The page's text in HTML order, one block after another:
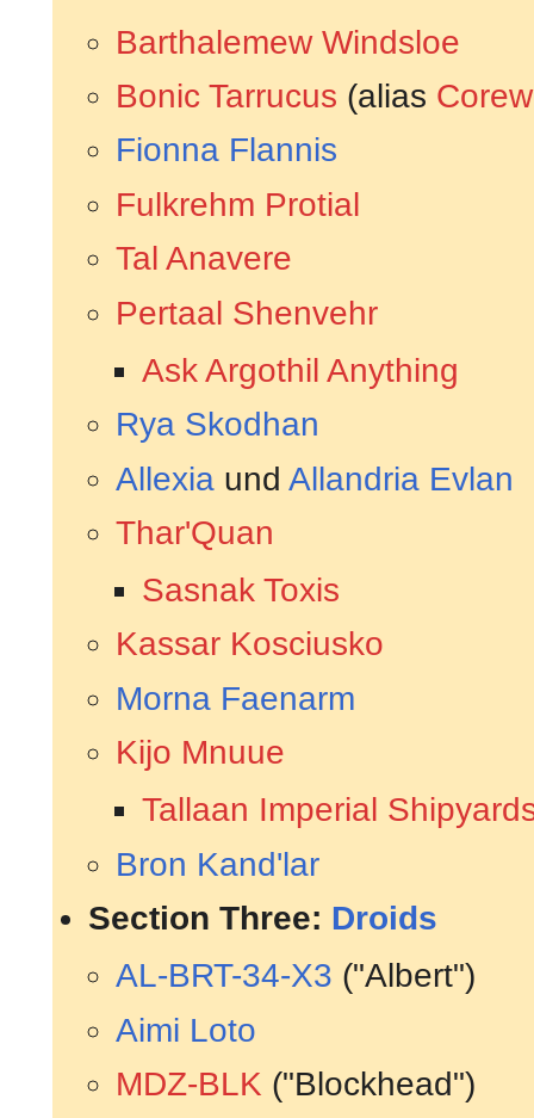
Barthalemew Windsloe
Bonic Tarrucus (alias
Fionna Flannis
Fulkrehm Protial
Tal Anavere
Pertaal Shenvehr
Ask Argothil Anything
Rya Skodhan
Allexiaund Allandria Evlan
Thar'Quan
Sasnak Toxis
Kassar Kosciusko
Morna Faenarm
Kijo Mnuue
Tallaan Imperial
Bron Kand'lar
Section Three: Droids
AL-BRT-34-X3 ("Albert")
Aimi Loto
MDZ-BLK ("Blockhead")